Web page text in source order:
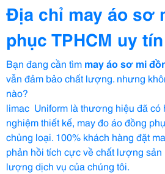
Địa chỉ may áo sơ
phục TPHCM uy
Bạn đang cần tìm mayáo sơ mi
vẫn đảm bảo chất lượng. nhưng
nào?
limac Uniform là thương hiệu đã có
nghiệm thiết kế, may đo áo đồng
chủng loại. 100% khách hàng đặt
phản hồi tích cực về chất lượng
lượng dịch vụ của chúng tôi.